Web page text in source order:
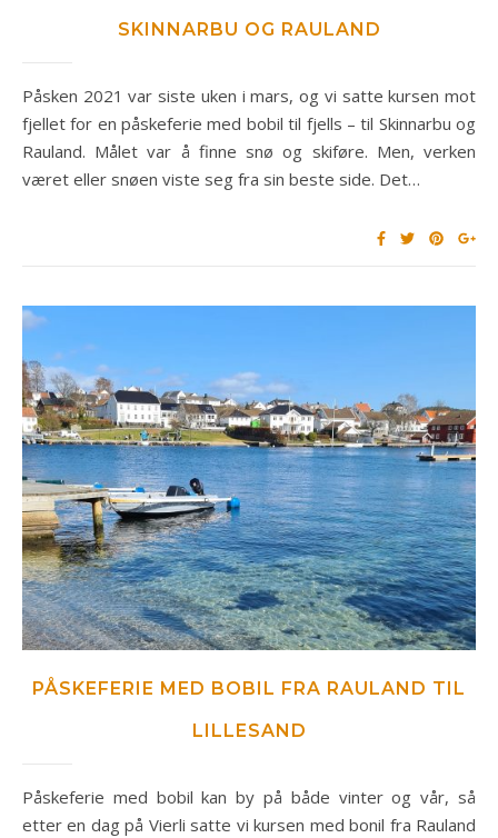
SKINNARBU OG RAULAND
Påsken 2021 var siste uken i mars, og vi satte kursen mot
fjellet for en påskeferie med bobil til fjells – til Skinnarbu og
Rauland. Målet var å finne snø og skiføre. Men, verken
været eller snøen viste seg fra sin beste side. Det…
PÅSKEFERIE MED BOBIL FRA RAULAND TIL
LILLESAND
Påskeferie med bobil kan by på både vinter og vår, så
etter en dag på Vierli satte vi kursen med bonil fra Rauland